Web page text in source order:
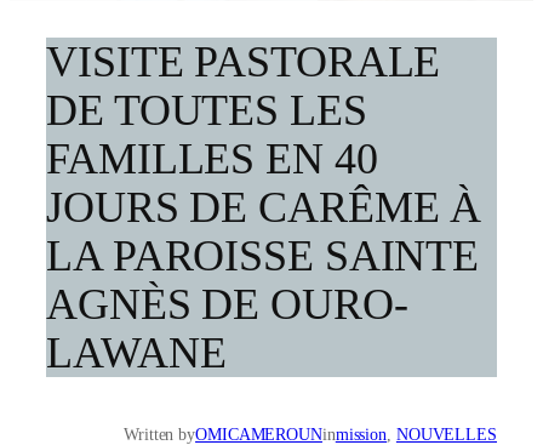
VISITE PASTORALE
DE TOUTES LES
FAMILLES EN 40
JOURS DE CARÊME À
LA PAROISSE SAINTE
AGNÈS DE OURO-
LAWANE
Written byOMICAMEROUNinmission NOUVELLES